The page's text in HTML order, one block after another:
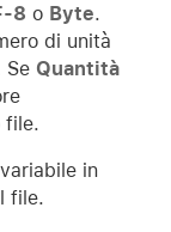
8 o Byte.
di unità
Se Quantità
file.
in
file.